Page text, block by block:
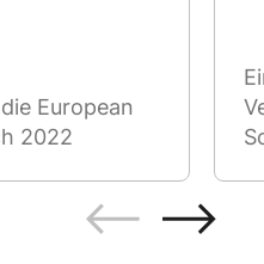
European
2022